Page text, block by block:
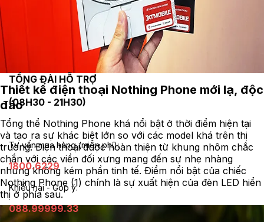
Thiết kế điện thoại Nothing Phone mới lạ, độc
đáo
Tổng thể Nothing Phone khá nổi bật ở thời điểm hiện tại
và tạo ra sự khác biệt lớn so với các model khá trên thị
trường. Điện thoại được hoàn thiện từ khung nhôm chắc
chắn với các viền đối xưng mang đến sự nhẹ nhàng
nhưng không kém phần tinh tế. Điểm nổi bật của chiếc
Nothing Phone (1) chính là sự xuất hiện của đèn LED hiển
thị ở phía sau.
TỔNG ĐÀI HỖ TRỢ
(08H30 - 21H30)
Tư vấn mua hàng (miễn phí):
1800.6229
Khiếu nại - Góp ý:
088.99999.33